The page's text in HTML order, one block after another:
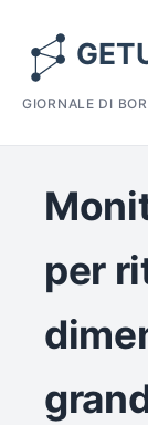
GIORNALE DI
per